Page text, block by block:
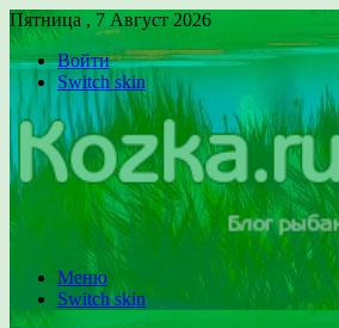
Пятница , 7 Август 2026
Войти
Switch skin
Меню
Switch skin